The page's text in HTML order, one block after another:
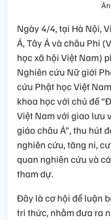
Ngày 4/4, tại Hà Nội,
Á, Tây Á và châu Phi
học xã hội Việt Nam)
Nghiên cứu Nữ giới
cứu Phật học Việt
khoa học với chủ đề
Việt Nam với giao lưu
giáo châu Á”, thu hút
nghiên cứu, tăng ni,
quan nghiên cứu và
tham dự.
Đây là cơ hội để luận
tri thức, nhằm đưa ra